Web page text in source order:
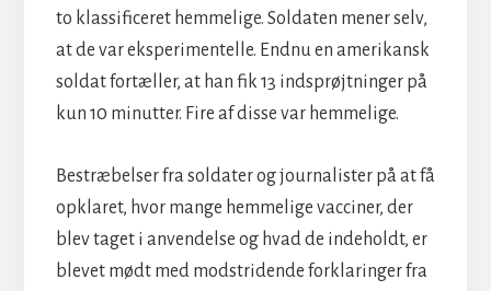
to klassificeret hemmelige. Soldaten mener selv,
at de var eksperimentelle. Endnu en amerikansk
soldat fortæller, at han fik 13 indsprøjtninger på
kun 10 minutter. Fire af disse var hemmelige.
Bestræbelser fra soldater og journalister på at få
opklaret, hvor mange hemmelige vacciner, der
blev taget i anvendelse og hvad de indeholdt, er
blevet mødt med modstridende forklaringer fra